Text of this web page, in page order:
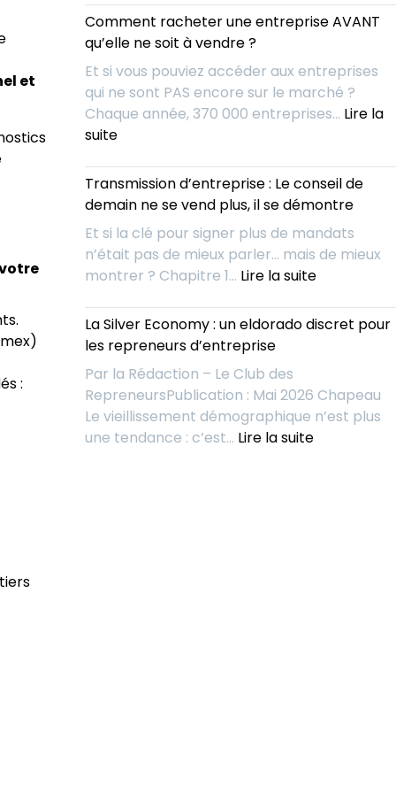
et
:
marché
d’avenir
prochaine
?
l’entreprise
idéale
tout
le
monde
:
l’IA
change
la
donne
pour
les
repreneurs
Comment racheter une entreprise AVANT
qu’elle ne soit à vendre ?
Et si vous pouviez accéder aux entreprises
qui ne sont PAS encore sur le marché ?
Chaque année, 370 000 entreprises… Lire la
suite:
racheter
une
AVANT
qu’elle
ne
soit
à
vendre
?
Transmission d’entreprise : Le conseil de
demain ne se vend plus, il se démontre
Et si la clé pour signer plus de mandats
n’était pas de mieux parler… mais de mieux
montrer ? Chapitre 1… Lire la suite:
de
demain
La Silver Economy : un eldorado discret pour
les repreneurs d’entreprise
Par la Rédaction – Le Club des
RepreneursPublication : Mai 2026 Chapeau
Le vieillissement démographique n’est plus
une tendance : c’est… Lire la suite: